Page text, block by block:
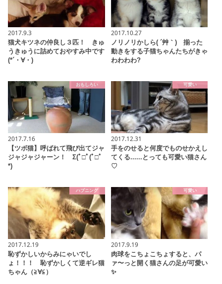
2017.9.3
猫犬キツネの仲良し３匹！ きゅ
うきゅうに詰めておやすみ中です
(*´・∀・)
2017.10.27
ノリノリかしら( ´艸｀) 揃った
動きをする子猫ちゃんたちがきゃ
わわわわ?
おもしろい
2017.7.16
【ツボ猫】呼ばれて飛び出てジャ
ジャジャジャーン！ Σ(ﾟ□ﾟ(ﾟ□ﾟ
*)
可愛い
2017.12.31
手をのせると何度でものせかえし
てくる......とっても可愛い猫さん
♡
ハプニング
2017.12.19
恥ずかしいからみにゃいでし
ょ！！！ 恥ずかしくて逆ギレ猫
ちゃん（≧∀≦）
可愛い
2017.9.19
肉球をこちょこちょすると、パ
ァ〜っと開く猫さんの足が可愛い
✨